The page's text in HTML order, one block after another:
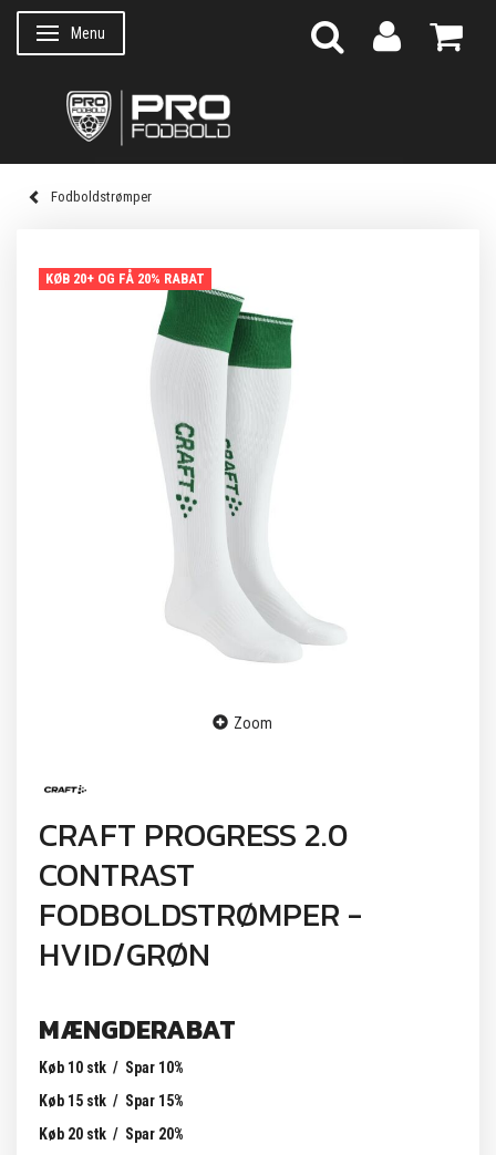
Skifte navigation
Menu
Fodboldstrømper
KØB 20+ OG FÅ 20% RABAT
Zoom
CRAFT PROGRESS 2.0
CONTRAST
FODBOLDSTRØMPER -
HVID/GRØN
MÆNGDERABAT
Køb 10 stk / Spar 10%
Køb 15 stk / Spar 15%
Køb 20 stk / Spar 20%